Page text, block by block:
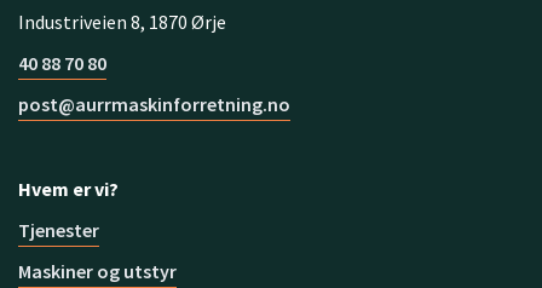
Industriveien 8, 1870 Ørje
40 88 70 80
post@aurrmaskinforretning.no
Hvem er vi?
Tjenester
Maskiner og utstyr